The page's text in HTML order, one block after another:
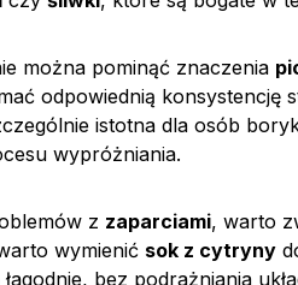
można pominąć znaczenia
odpowiednią konsystencję
istotna dla osób
wypróżniania.
z zaparciami, warto
wymienić sok z cytryny
bez podrażniania